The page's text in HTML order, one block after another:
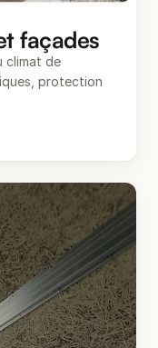
façades
climat de
protection